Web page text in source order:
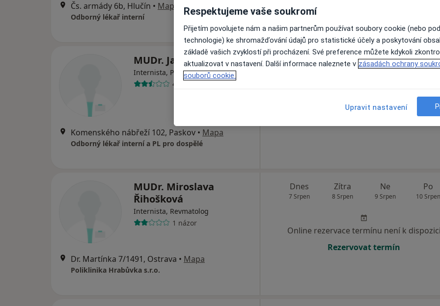
Čs. armády 6b, Hlučín • Mapa
Odborný lékař interní
MUDr. Jan Šimeček
Internista, Praktický lékař
4 názory
Komenského nábřeží 102, Paskov • Mapa
Odborný lékař interní a PL pro dospělé
Dnes Zítra Ne
9 Srpen
Po
10
Online rezervace termínu není k
MUDr. Miroslava
Řihošková
Internista, Revmatolog
1 názor
Dr. Martínka 7/1491, Ostrava • Mapa
Poliklinika Hrabůvka s.r.o.
Dnes
7 Srpen
Zítra
8 Srpen
Ne
9 Srpen
Po
10 Srpen
Online rezervace termínu není k dispozici
Rezervovat termín
Respektujeme vaše soukromí
Přijetím povolujete nám a našim partnerům používat soubory cookie (nebo
technologie) ke shromažďování údajů pro statistické účely a poskytování
základě vašich zvyklostí při procházení. Své preference můžete kdykoli
aktualizovat v nastavení. Další informace naleznete v zásadách ochrany
souborů cookie.
Upravit nastavení